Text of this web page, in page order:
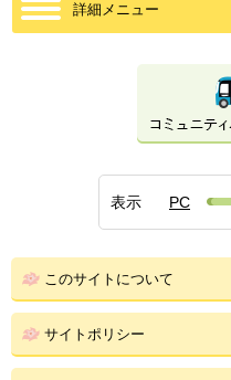
詳細メニュー
表示 PC
このサイトについて
サイトポリシー